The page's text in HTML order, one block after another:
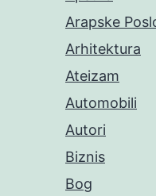
Arapske
Arhitektura
Ateizam
Automobili
Autori
Biznis
Bog